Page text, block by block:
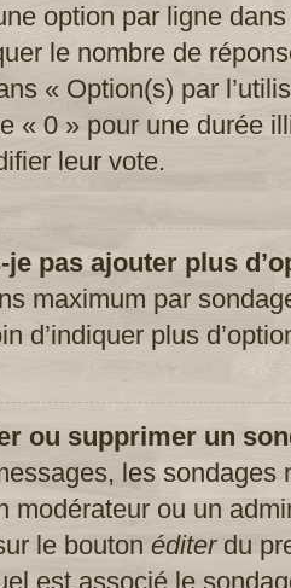
option par ligne
le nombre de
« Option(s) par
« 0 » pour une durée
leur vote.
pas ajouter plus
maximum par
d’indiquer plus
ou supprimer un
les sondages
modérateur ou un
le bouton éditerdu
est associé le